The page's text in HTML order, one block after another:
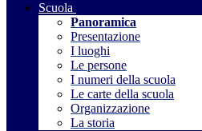
Scuola
Panoramica
Presentazione
I luoghi
Le persone
I numeri della scuola
Le carte della scuola
Organizzazione
La storia